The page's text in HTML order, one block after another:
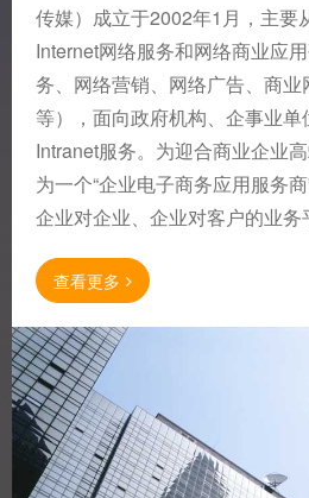
传媒）成立于2002年1月，主要
Internet网络服务和网络商业应
务、网络营销、网络广告、商
等），面向政府机构、企事业
Intranet服务。为迎合商业企业
为一个“企业电子商务应用服务
企业对企业、企业对客户的业务
查看更多